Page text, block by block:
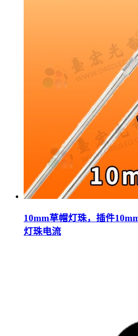
10mm草帽灯珠，插件
灯珠电流